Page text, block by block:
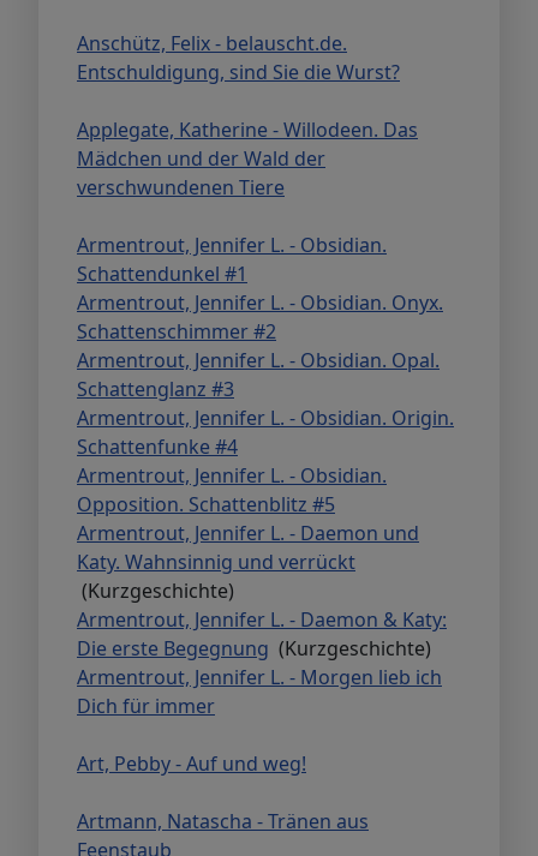
Anschütz, Felix - belauscht.de.
Entschuldigung, sind Sie die Wurst?
Applegate, Katherine - Willodeen. Das
Mädchen und der Wald der
verschwundenen Tiere
Armentrout, Jennifer L. - Obsidian.
Schattendunkel #1
Armentrout, Jennifer L. - Obsidian. Onyx.
Schattenschimmer #2
Armentrout, Jennifer L. - Obsidian. Opal.
Schattenglanz #3
Armentrout, Jennifer L. - Obsidian. Origin.
Schattenfunke #4
Armentrout, Jennifer L. - Obsidian.
Opposition. Schattenblitz #5
Armentrout, Jennifer L. - Daemon und
Katy. Wahnsinnig und verrückt
(Kurzgeschichte)
Armentrout, Jennifer L. - Daemon & Katy:
Die erste Begegnung (Kurzgeschichte)
Armentrout, Jennifer L. - Morgen lieb ich
Dich für immer
Art, Pebby - Auf und weg!
Artmann, Natascha - Tränen aus
Feenstaub